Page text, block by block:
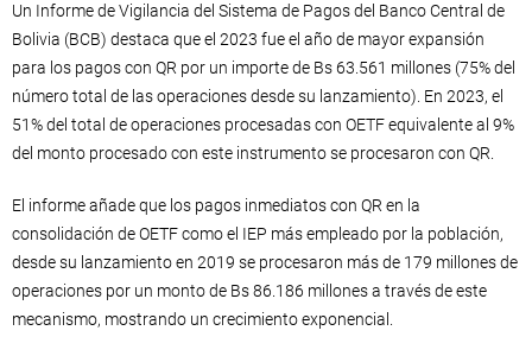
Un Informe de Vigilancia del Sistema de Pagos del Banco Central de
Bolivia (BCB) destaca que el 2023 fue el año de mayor expansión
para los pagos con QR por un importe de Bs 63.561 millones (75% del
número total de las operaciones desde su lanzamiento). En 2023, el
51% del total de operaciones procesadas con OETF equivalente al 9%
del monto procesado con este instrumento se procesaron con QR.
El informe añade que los pagos inmediatos con QR en la
consolidación de OETF como el IEP más empleado por la población,
desde su lanzamiento en 2019 se procesaron más de 179 millones de
operaciones por un monto de Bs 86.186 millones a través de este
mecanismo, mostrando un crecimiento exponencial.